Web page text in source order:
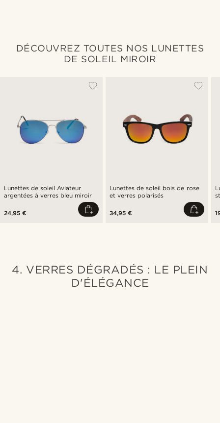
DÉCOUVREZ TOUTES NOS LUNETTES
DE SOLEIL MIROIR
Lunettes de soleil Aviateur
argentées à verres bleu miroir
24,95 €
Lunettes de soleil bois de rose
et verres polarisés
34,95 €
4. VERRES DÉGRADÉS : LE PLEIN
D'ÉLÉGANCE